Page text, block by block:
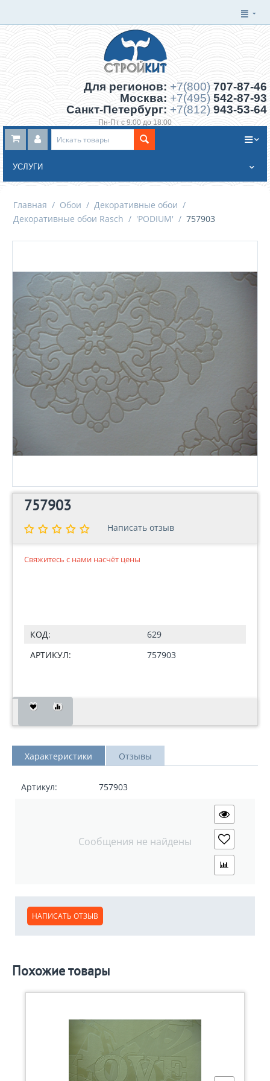
Для регионов: +7(800) 707-87-46
Москва: +7(495) 542-87-93
Санкт-Петербург: +7(812) 943-53-64
Пн-Пт с 9:00 до 18:00
Заказать обратный звонок
УСЛУГИ
Главная / Обои / Декоративные обои /
Декоративные обои Rasch / 'PODIUM' / 757903
757903
Написать отзыв
Свяжитесь с нами насчёт цены
Написать отзыв
КОД:
629
АРТИКУЛ:
757903
Характеристики Отзывы
Артикул: 757903
Сообщения не найдены
НАПИСАТЬ ОТЗЫВ
Похожие товары